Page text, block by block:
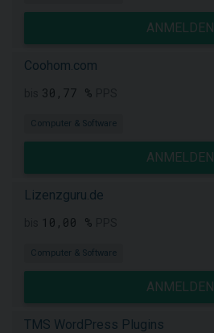
ANMELDEN
Coohom.com
30,77 %
Computer & Software
ANMELDEN
Lizenzguru.de
10,00 %
Computer & Software
ANMELDEN
TMS WordPress Plugins